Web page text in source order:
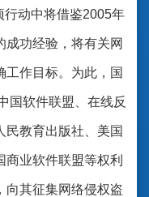
行动中将借鉴2005年
成功经验，将有关网
工作目标。为此，国
国软件联盟、在线反
民教育出版社、美国
业软件联盟等权利
向其征集网络侵权盗